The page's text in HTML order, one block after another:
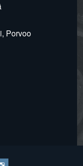
Porvoo